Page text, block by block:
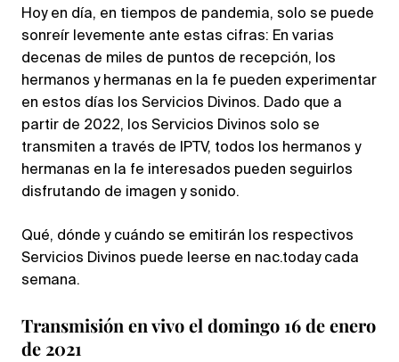
Hoy en día, en tiempos de pandemia, solo se puede
sonreír levemente ante estas cifras: En varias
decenas de miles de puntos de recepción, los
hermanos y hermanas en la fe pueden experimentar
en estos días los Servicios Divinos. Dado que a
partir de 2022, los Servicios Divinos solo se
transmiten a través de IPTV, todos los hermanos y
hermanas en la fe interesados pueden seguirlos
disfrutando de imagen y sonido.
Qué, dónde y cuándo se emitirán los respectivos
Servicios Divinos puede leerse en nac.today cada
semana.
Transmisión en vivo el domingo 16 de enero
de 2021